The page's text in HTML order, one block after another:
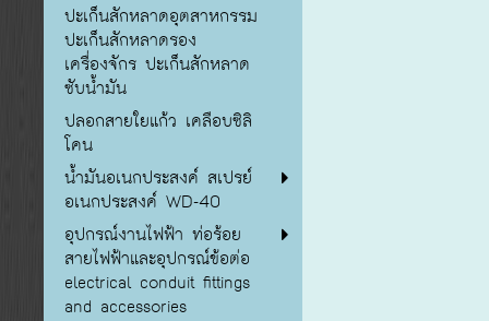
ปะเก็นสักหลาดอุตสาหกรรม
ปะเก็นสักหลาดรอง
เครื่องจักร ปะเก็นสักหลาด
ซับน้ำมัน
ปลอกสายใยแก้ว เคลือบซิลิ
โคน
น้ำมันอเนกประสงค์ สเปรย์
อเนกประสงค์ WD-40
อุปกรณ์งานไฟฟ้า ท่อร้อย
สายไฟฟ้าและอุปกรณ์ข้อต่อ
electrical conduit fittings
and accessories